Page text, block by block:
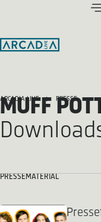
ARCADIA LIVE PRESSE
MUFF
PRESSEMATERIAL